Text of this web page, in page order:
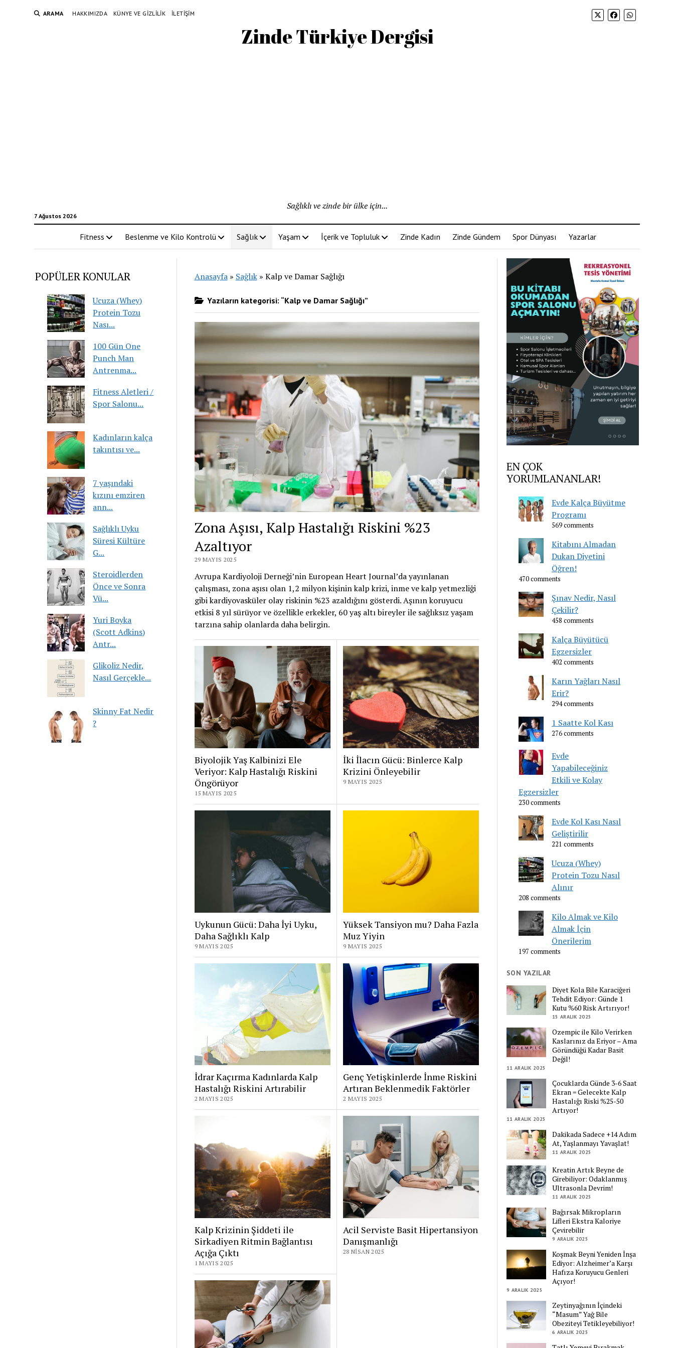
ARAMA HAKKIMIZDA KÜNYE VE GIZLILIK İLETIŞIM
Zinde Türkiye Dergisi
7 Ağustos 2026
Sağlıklı ve zinde bir ülke için...
Fitness Beslenme ve Kilo Kontrolü Sağlık Yaşam İçerik ve Topluluk Zinde Kadın Zinde Gündem Spor Dünyası Yazarlar
POPÜLER KONULAR
Ucuza (Whey)
Protein Tozu
Nası...
100 Gün One
Punch Man
Antrenma...
Fitness Aletleri /
Spor Salonu...
Kadınların kalça
takıntısı ve...
7 yaşındaki
kızını emziren
ann...
Sağlıklı Uyku
Süresi Kültüre
G...
Steroidlerden
Önce ve Sonra
Vü...
Yuri Boyka
(Scott Adkins)
Antr...
Glikoliz Nedir,
Nasıl Gerçekle...
Skinny Fat Nedir
?
Anasayfa» Sağlık» Kalp ve Damar Sağlığı
Yazıların kategorisi: “Kalp ve Damar Sağlığı”
Zona Aşısı, Kalp Hastalığı Riskini %23
Azaltıyor
29 MAYIS 2025
Avrupa Kardiyoloji Derneği’nin European Heart Journal’da yayınlanan
çalışması, zona aşısı olan 1,2 milyon kişinin kalp krizi, inme ve kalp yetmezliği
gibi kardiyovasküler olay riskinin %23 azaldığını gösterdi. Aşının koruyucu
etkisi 8 yıl sürüyor ve özellikle erkekler, 60 yaş altı bireyler ile sağlıksız yaşam
tarzına sahip olanlarda daha belirgin.
Biyolojik Yaş Kalbinizi Ele
Veriyor: Kalp Hastalığı Riskini
Öngörüyor
15 MAYIS 2025
İki İlacın Gücü: Binlerce Kalp
Krizini Önleyebilir
9 MAYIS 2025
Uykunun Gücü: Daha İyi Uyku,
Daha Sağlıklı Kalp
9 MAYIS 2025
Yüksek Tansiyon mu? Daha Fazla
Muz Yiyin
9 MAYIS 2025
İdrar Kaçırma Kadınlarda Kalp
Hastalığı Riskini Artırabilir
2 MAYIS 2025
Genç Yetişkinlerde İnme Riskini
Artıran Beklenmedik Faktörler
2 MAYIS 2025
Kalp Krizinin Şiddeti ile
Sirkadiyen Ritmin Bağlantısı
Açığa Çıktı
1 MAYIS 2025
Acil Serviste Basit Hipertansiyon
Danışmanlığı
28 NISAN 2025
EN ÇOK
YORUMLANANLAR!
Evde Kalça Büyütme
Programı
569 comments
Kitabını Almadan
Dukan Diyetini
Öğren!
470 comments
Şınav Nedir, Nasıl
Çekilir?
458 comments
Kalça Büyütücü
Egzersizler
402 comments
Karın Yağları Nasıl
Erir?
294 comments
1 Saatte Kol Kası
276 comments
Evde
Yapabileceğiniz
Etkili ve Kolay
Egzersizler
230 comments
Evde Kol Kası Nasıl
Geliştirilir
221 comments
Ucuza (Whey)
Protein Tozu Nasıl
Alınır
208 comments
Kilo Almak ve Kilo
Almak İçin
Önerilerim
197 comments
SON YAZILAR
Diyet Kola Bile Karaciğeri
Tehdit Ediyor: Günde 1
Kutu %60 Risk Artırıyor!
15 ARALIK 2025
Ozempic ile Kilo Verirken
Kaslarınız da Eriyor – Ama
Göründüğü Kadar Basit
Değil!
11 ARALIK 2025
Çocuklarda Günde 3-6 Saat
Ekran = Gelecekte Kalp
Hastalığı Riski %25-50
Artıyor!
11 ARALIK 2025
Dakikada Sadece +14 Adım
At, Yaşlanmayı Yavaşlat!
11 ARALIK 2025
Kreatin Artık Beyne de
Girebiliyor: Odaklanmış
Ultrasonla Devrim!
11 ARALIK 2025
Bağırsak Mikropların
Lifleri Ekstra Kaloriye
Çevirebilir
9 ARALIK 2025
Koşmak Beyni Yeniden İnşa
Ediyor: Alzheimer’a Karşı
Hafıza Koruyucu Genleri
Açıyor!
9 ARALIK 2025
Zeytinyağının İçindeki
“Masum” Yağ Bile
Obeziteyi Tetikleyebiliyor!
6 ARALIK 2025